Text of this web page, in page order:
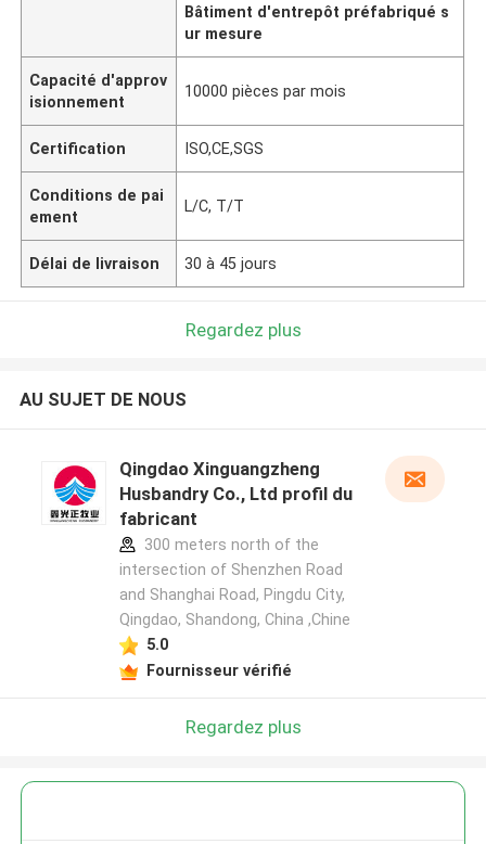
Bâtiment d'entrepôt préfabriqué s
ur mesure
Capacité d'approv
isionnement
10000 pièces par mois
Certification ISO,CE,SGS
Conditions de pai
ement
L/C, T/T
Délai de livraison 30 à 45 jours
Regardez plus
AU SUJET DE NOUS
Qingdao Xinguangzheng
Husbandry Co., Ltd profil du
fabricant
300 meters north of the
intersection of Shenzhen Road
and Shanghai Road, Pingdu City,
Qingdao, Shandong, China ,Chine
5.0
Fournisseur vérifié
Regardez plus